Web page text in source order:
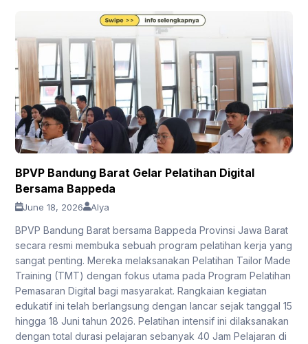
BPVP Bandung Barat Gelar Pelatihan Digital
Bersama Bappeda
June 18, 2026 Alya
BPVP Bandung Barat bersama Bappeda Provinsi Jawa Barat
secara resmi membuka sebuah program pelatihan kerja yang
sangat penting. Mereka melaksanakan Pelatihan Tailor Made
Training (TMT) dengan fokus utama pada Program Pelatihan
Pemasaran Digital bagi masyarakat. Rangkaian kegiatan
edukatif ini telah berlangsung dengan lancar sejak tanggal 15
hingga 18 Juni tahun 2026. Pelatihan intensif ini dilaksanakan
dengan total durasi pelajaran sebanyak 40 Jam Pelajaran di